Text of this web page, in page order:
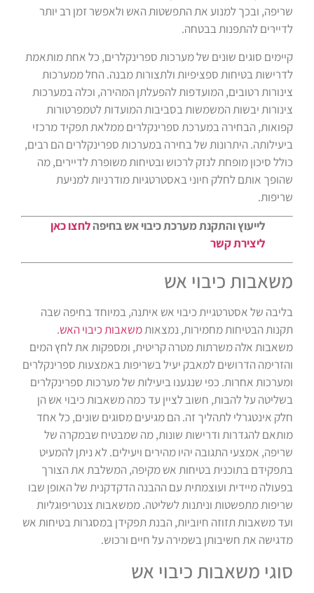
שריפה, ובכך למנוע את התפשטות האש ולאפשר זמן רב יותר
לדיירים להתפנות בבטחה.
קיימים סוגים שונים של מערכות ספרינקלרים, כל אחת מותאמת
לדרישות בטיחות ספציפיות ולתצורות מבנה. החל ממערכות
צינורות רטובים, המועדפות להפעלתן המהירה, וכלה במערכות
צינורות יבשות המשמשות בסביבות המועדות לטמפרטורות
קפואות, הבחירה במערכת ספרינקלרים ממלאת תפקיד מרכזי
ביעילותה. היתרונות של בחירה במערכות ספרינקלרים הם רבים,
כולל סיכון מופחת לנזק לרכוש ובטיחות משופרת לדיירים, מה
שהופך אותם לחלק חיוני באסטרטגיות מודרניות למניעת
שריפות.
לייעוץ והתקנת מערכת כיבוי אש בחיפהלחצו כאן
ליצירת קשר
משאבות כיבוי אש
בליבה של אסטרטגיית כיבוי אש איתנה, במיוחד בחיפה שבה
תקנות הבטיחות מחמירות, נמצאותמשאבות כיבוי האש.
משאבות אלה משרתות מטרה קריטית, ומספקות את לחץ המים
והזרימה הדרושים למאבק יעיל בשריפות באמצעות ספרינקלרים
ומערכות אחרות. כפי שנגענו ביעילות של מערכות ספרינקלרים
בשליטה על להבות, חשוב לציין עד כמה משאבות כיבוי אש הן
חלק אינטגרלי לתהליך זה. הם מגיעים מסוגים שונים, כל אחד
מותאם להגדרות ודרישות שונות, מה שמבטיח שבמקרה של
שריפה, אמצעי התגובה יהיו מהירים ויעילים. לא ניתן להמעיט
בתפקידם בתוכנית בטיחות אש מקיפה, המשלבת את הצורך
בפעולה מיידית ועוצמתית עם ההבנה הדקדקנית של האופן שבו
שריפות מתפשטות וניתנות לשליטה. ממשאבות צנטריפוגליות
ועד משאבות תזוזה חיוביות, הבנת תפקידן במסגרות בטיחות אש
מדגישה את חשיבותן בשמירה על חיים ורכוש.
סוגי משאבות כיבוי אש